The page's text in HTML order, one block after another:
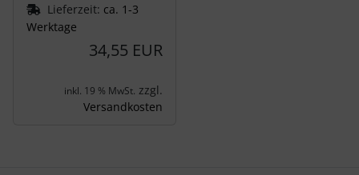
Lieferzeit: ca. 1-3
Werktage
34,55 EUR
inkl. 19 % MwSt. zzgl.
Versandkosten